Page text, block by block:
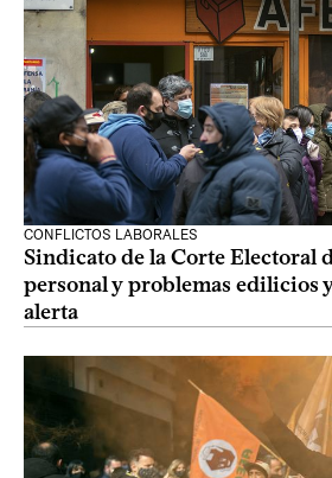
CONFLICTOS LABORALES
Sindicato de la Corte Electoral
personal y problemas edilicios
alerta